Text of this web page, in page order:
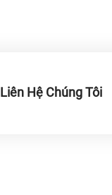
Liên Hệ Chúng Tôi